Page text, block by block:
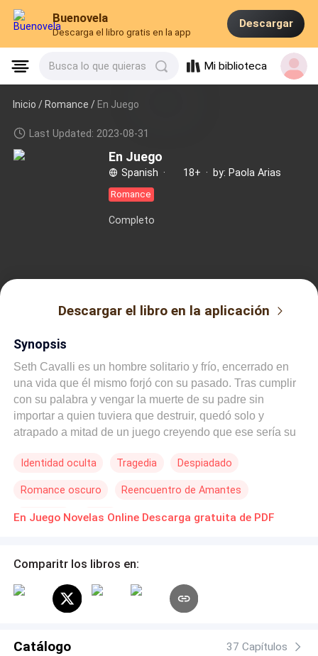
Buenovela
Descarga el libro gratis en la app
Descargar
Busca lo que quieras Mi biblioteca
Inicio /Romance / En Juego
Last Updated: 2023-08-31
En Juego
Spanish · 18+ · by: Paola Arias
Romance
Completo
Descargar el libro en la aplicación
Synopsis
Seth Cavalli es un hombre solitario y frío, encerrado en
una vida que él mismo forjó con su pasado. Tras cumplir
con su palabra y vengar la muerte de su padre sin
importar a quien tuviera que destruir, quedó solo y
atrapado a mitad de un juego creyendo que ese sería su
desdichado y solitario presente? ¿Su corazón seguirá
sigue siendo más fuerte que su amor? La misma soledad
lo llevará a jugar una última vez por ese amor del pasado
mucho que ganar y poco que perder ante la segunda
Identidad oculta Tragedia Despiadado
Romance oscuro Reencuentro de Amantes
Venganza Mafia
En Juego Novelas Online Descarga gratuita de PDF
Comparitr los libros en:
Catálogo 37 Capítulos